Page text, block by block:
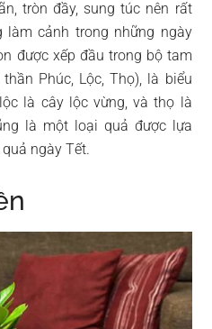
tròn đầy, sung túc nên rất
cảnh trong những ngày
được xếp đầu trong bộ tam
Phúc, Lộc, Thọ), là biểu
là cây lộc vừng, và thọ là
là một loại quả được lựa
ngày Tết.